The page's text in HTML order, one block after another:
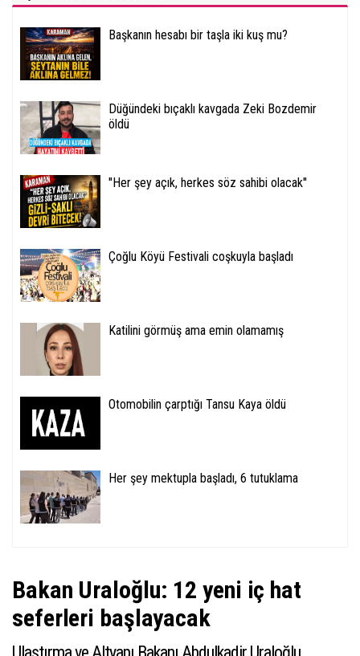
Başkanın hesabı bir taşla iki kuş mu?
Düğündeki bıçaklı kavgada Zeki Bozdemir
öldü
''Her şey açık, herkes söz sahibi olacak''
Çoğlu Köyü Festivali coşkuyla başladı
Katilini görmüş ama emin olamamış
Otomobilin çarptığı Tansu Kaya öldü
Her şey mektupla başladı, 6 tutuklama
Bakan Uraloğlu: 12 yeni iç hat
seferleri başlayacak